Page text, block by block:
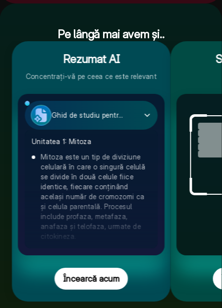
Pe lângă mai avem și..
Rezumat AI
Concentrați-vă pe ceea ce este relevant
Ghid de studiu pentru Biologie
Unitatea 1: Mitoza
Mitoza este un tip de diviziune
celulară în care o singură celulă
se divide în două celule fiice
identice, fiecare conținând
același număr de cromozomi ca
și celula parentală. Procesul
include profaza, metafaza,
anafaza și telofaza, urmate de
citokineza.
Încearcă acum